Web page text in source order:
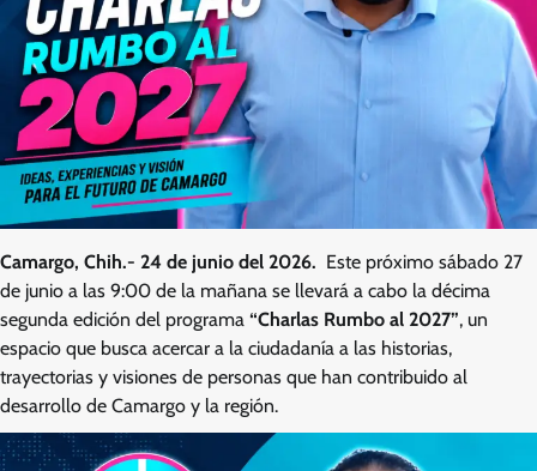
Camargo, Chih.- 24 de junio del 2026. Este próximo sábado 27
de junio a las 9:00 de la mañana se llevará a cabo la décima
segunda edición del programa “Charlas Rumbo al 2027”, un
espacio que busca acercar a la ciudadanía a las historias,
trayectorias y visiones de personas que han contribuido al
desarrollo de Camargo y la región.